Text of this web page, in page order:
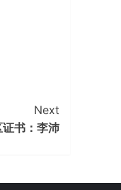
Next
书：李沛